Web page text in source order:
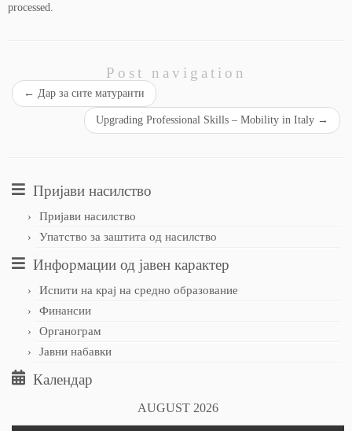
processed.
Post navigation
← Дар за сите матуранти
Upgrading Professional Skills – Mobility in Italy →
Пријави насилство
Пријави насилство
Упатство за заштита од насилство
Информации од јавен карактер
Испити на крај на средно образование
Финансии
Органограм
Јавни набавки
Календар
AUGUST 2026